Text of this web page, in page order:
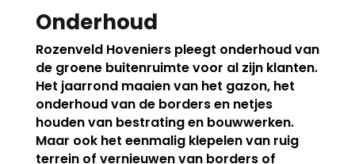
Onderhoud
Rozenveld Hoveniers pleegt onderhoud van
de groene buitenruimte voor al zijn klanten.
Het jaarrond maaien van het gazon, het
onderhoud van de borders en netjes
houden van bestrating en bouwwerken.
Maar ook het eenmalig klepelen van ruig
terrein of vernieuwen van borders of